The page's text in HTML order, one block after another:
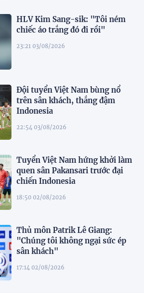
HLV Kim Sang-sik: "Tôi ném
chiếc áo trắng đó đi rồi"
23:21 03/08/2026
Đội tuyển Việt Nam bùng nổ
trên sân khách, thắng đậm
Indonesia
22:54 03/08/2026
Tuyển Việt Nam hứng khởi làm
quen sân Pakansari trước đại
chiến Indonesia
18:50 02/08/2026
Thủ môn Patrik Lê Giang:
"Chúng tôi không ngại sức ép
sân khách"
17:14 02/08/2026